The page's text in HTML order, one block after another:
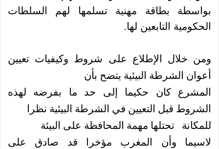
بواسطة بطاقة مهنية تسلمها لهم السلطات
الحكومية التابعين لها.
ومن خلال الإطلاع على شروط وكيفيات تعيين
أعوان الشرطة البيئية يتضح بأن
المشرع كان حكيما إلى حد ما بفرضه لهذه
الشروط قبل التعيين في الشرطة البيئية نظرا
للمكانة
تحتلها مهمة المحافظة على البيئة
لاسيما وأن المغرب مؤخرا قد صادق على